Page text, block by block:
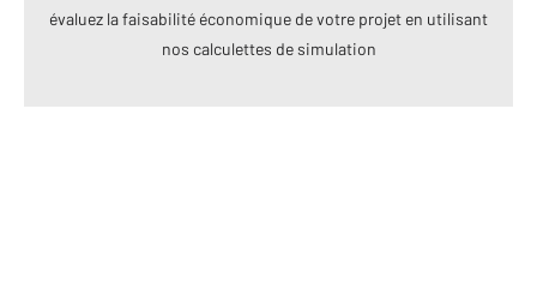
évaluez la faisabilité économique de votre projet en utilisant
nos calculettes de simulation